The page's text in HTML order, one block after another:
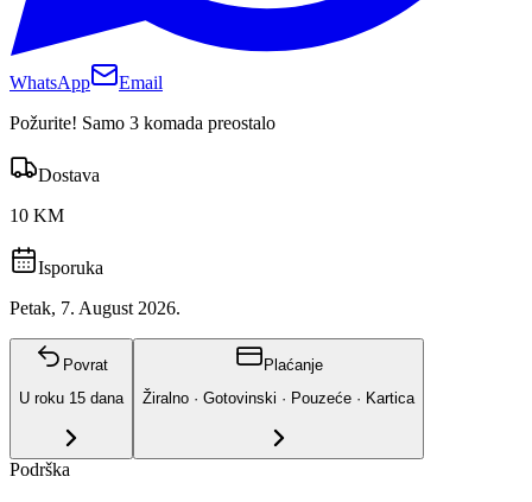
WhatsApp
Email
Požurite! Samo 3 komada preostalo
Dostava
10 KM
Isporuka
Petak, 7. August 2026.
Povrat
U roku 15 dana
Plaćanje
Žiralno · Gotovinski · Pouzeće · Kartica
Podrška